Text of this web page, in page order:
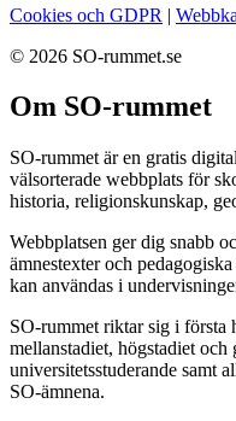
Cookies och GDPR |
© 2026 SO-rummet.se
Om SO-rummet
SO-rummet är en gratis
välsorterade webbplats för
historia, religionskunskap,
Webbplatsen ger dig snabb
ämnestexter och
kan användas i
SO-rummet riktar sig i första
mellanstadiet, högstadiet
universitetsstuderande samt
SO-ämnena.